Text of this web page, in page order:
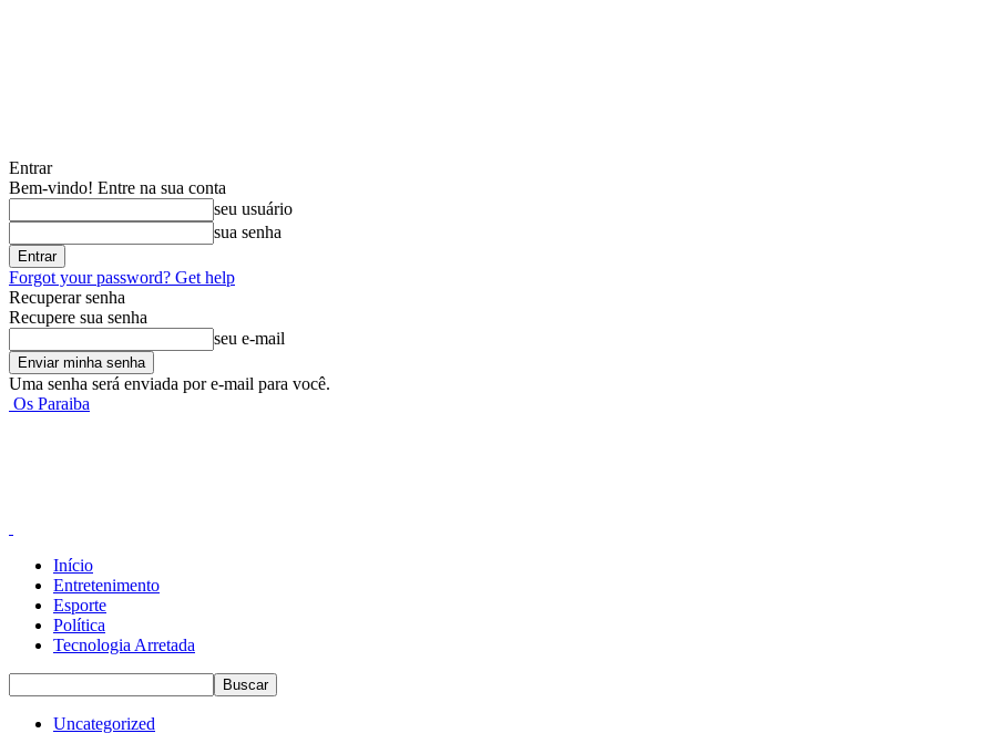
Entrar
Bem-vindo! Entre na sua conta
seu usuário
sua senha
Forgot your password? Get help
Recuperar senha
Recupere sua senha
seu e-mail
Uma senha será enviada por e-mail para você.
Os Paraiba
Início
Entretenimento
Esporte
Política
Tecnologia Arretada
Uncategorized